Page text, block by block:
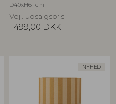
D40xH61 cm
Vejl. udsalgspris
1.499,00 DKK
NYHED